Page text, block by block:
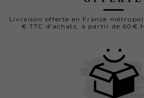
Livraison offerte en France
€ TTC d'achats, à partir de 60€